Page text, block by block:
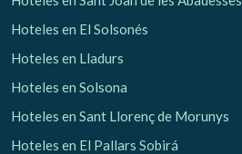
Hoteles en El Solsonés
Hoteles en Lladurs
Hoteles en Solsona
Hoteles en Sant Llorenç de Morunys
Hoteles en El Pallars Sobirá